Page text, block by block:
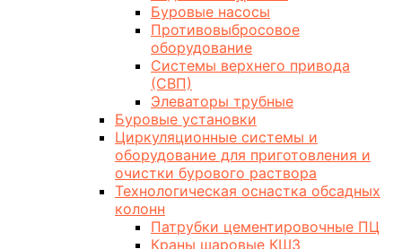
Буровые насосы
Противовыбросовое
оборудование
Системы верхнего привода
(СВП)
Элеваторы трубные
Буровые установки
Циркуляционные системы и
оборудование для приготовления и
очистки бурового раствора
Технологическая оснастка обсадных
колонн
Патрубки цементировочные ПЦ
Краны шаровые КШЗ